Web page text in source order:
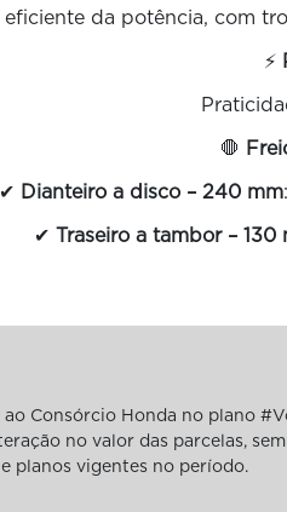
da potência, com
⚡
🛑
✔ Dianteiro a disco – 240 mm
✔Traseiro a tambor – 130
Consórcio Honda no plano
no valor das parcelas,
planos vigentes no período.